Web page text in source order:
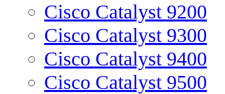
Cisco Catalyst 9200
Cisco Catalyst 9300
Cisco Catalyst 9400
Cisco Catalyst 9500